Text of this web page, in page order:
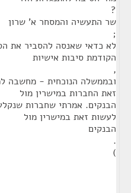
?
שר התעשיה והמסחר א' שרון
;
לא כדאי שאנסה להסביר את
הקודמת סיבות אישיות
,
ובממשלה הנוכחית - מחשבה
זאת החברות במישרין מול
הבנקים. אמרתי שחברות
לעשות זאת במישרין מול
הבנקים
.
)